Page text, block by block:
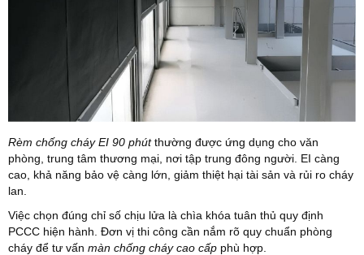
Rèm chống cháy EI 90 phútthường được ứng dụng cho văn
phòng, trung tâm thương mại, nơi tập trung đông người. EI càng
cao, khả năng bảo vệ càng lớn, giảm thiệt hại tài sản và rủi ro cháy
lan.
Việc chọn đúng chỉ số chịu lửa là chìa khóa tuân thủ quy định
PCCC hiện hành. Đơn vị thi công cần nắm rõ quy chuẩn phòng
cháy để tư vấn màn chống cháy cao cấp phù hợp.